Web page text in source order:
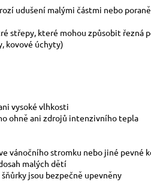
udušení malými částmi nebo
střepy, které mohou způsobit řezná
kovové úchyty)
vysoké vlhkosti
ohně ani zdrojů intenzivního tepla
vánočního stromku nebo jiné pevné
malých dětí
jsou bezpečně upevněny